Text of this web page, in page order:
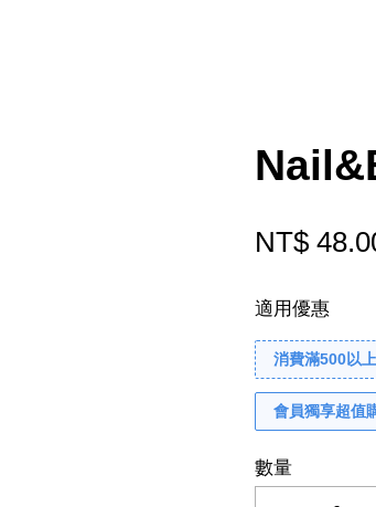
NT$
適用優惠
消費滿500以
會員獨享超值
數量